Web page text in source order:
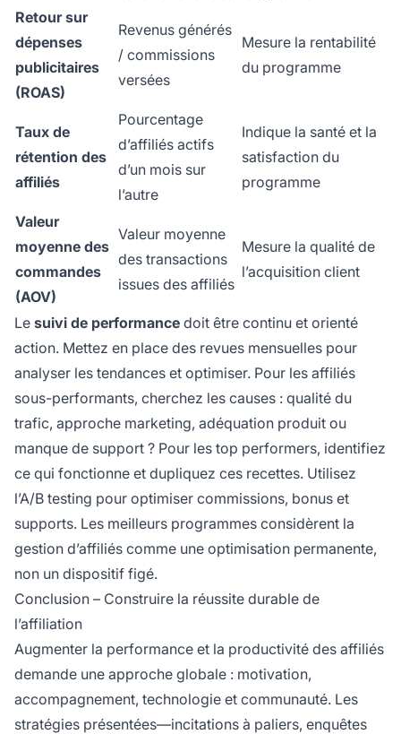
Retour sur
dépenses
publicitaires
(ROAS)
Revenus générés
/ commissions
versées
Mesure la rentabilité
du programme
Taux de
rétention des
affiliés
Pourcentage
d’affiliés actifs
d’un mois sur
l’autre
Indique la santé et la
satisfaction du
programme
Valeur
moyenne des
commandes
(AOV)
Valeur moyenne
des transactions
issues des affiliés
Mesure la qualité de
l’acquisition client
Le suivi de performance doit être continu et orienté
action. Mettez en place des revues mensuelles pour
analyser les tendances et optimiser. Pour les affiliés
sous-performants, cherchez les causes : qualité du
trafic, approche marketing, adéquation produit ou
manque de support ? Pour les top performers, identifiez
ce qui fonctionne et dupliquez ces recettes. Utilisez
l’A/B testing pour optimiser commissions, bonus et
supports. Les meilleurs programmes considèrent la
gestion d’affiliés comme une optimisation permanente,
non un dispositif figé.
Conclusion – Construire la réussite durable de
l’affiliation
Augmenter la performance et la productivité des affiliés
demande une approche globale : motivation,
accompagnement, technologie et communauté. Les
stratégies présentées—incitations à paliers, enquêtes